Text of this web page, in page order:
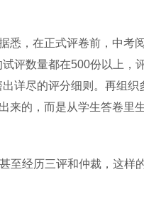
悉，在正式评卷前，中考
评数量都在500份以上，
详尽的评分细则。再组织
来的，而是从学生答卷里
至经历三评和仲裁，这样